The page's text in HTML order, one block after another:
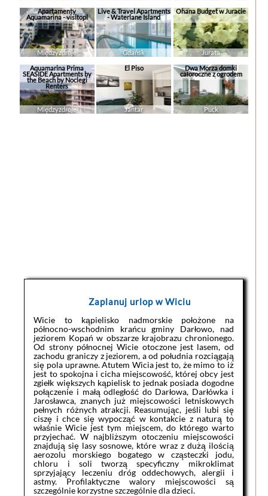
Apartamenty
Aquamarina - visitopl
Międzyzdroje
Live & Travel Apartments
- Waterlane Island
Gdańsk
Ohana Budget w Juracie
Jurata
Aquamarina Prima
SEASIDE Apartments by
the Beach by Noclegi
Renters
Międzyzdroje
El Piso
Jantar
Dwa Morza domki
całoroczne z ogrodem
Puck
Zaplanuj urlop w Wiciu
Wicie to kąpielisko nadmorskie położone na
północno-wschodnim krańcu gminy Darłowo, nad
jeziorem Kopań w obszarze krajobrazu chronionego.
Od strony północnej Wicie otoczone jest lasem, od
zachodu graniczy z jeziorem, a od południa rozciągają
się pola uprawne. Atutem Wicia jest to, że mimo to iż
jest to spokojna i cicha miejscowość, której obcy jest
zgiełk większych kąpielisk to jednak posiada dogodne
połączenie i małą odległość do Darłowa, Darłówka i
Jarosławca, znanych już miejscowości letniskowych
pełnych różnych atrakcji. Reasumując, jeśli lubi się
ciszę i chce się wypocząć w kontakcie z naturą to
właśnie Wicie jest tym miejscem, do którego warto
przyjechać. W najbliższym otoczeniu miejscowości
znajdują się lasy sosnowe, które wraz z dużą ilością
aerozolu morskiego bogatego w cząsteczki jodu,
chloru i soli tworzą specyficzny mikroklimat
sprzyjający leczeniu dróg oddechowych, alergii i
astmy. Profilaktyczne walory miejscowości są
szczególnie korzystne szczególnie dla dzieci.